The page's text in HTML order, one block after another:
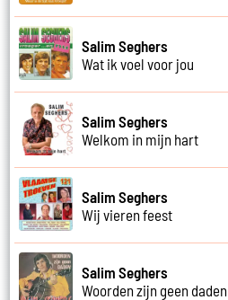
Salim Seghers
Wat ik voel voor jou
Salim Seghers
Welkom in mijn hart
Salim Seghers
Wij vieren feest
Salim Seghers
Woorden zijn geen daden